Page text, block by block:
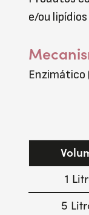
e/ou lipídios
Enzimático
1
5